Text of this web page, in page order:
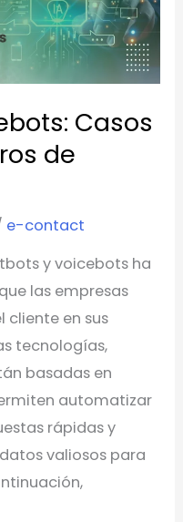
Casos
de
e-contact
y voicebots ha
las empresas
cliente en sus
tecnologías,
basadas en
automatizar
rápidas y
valiosos para